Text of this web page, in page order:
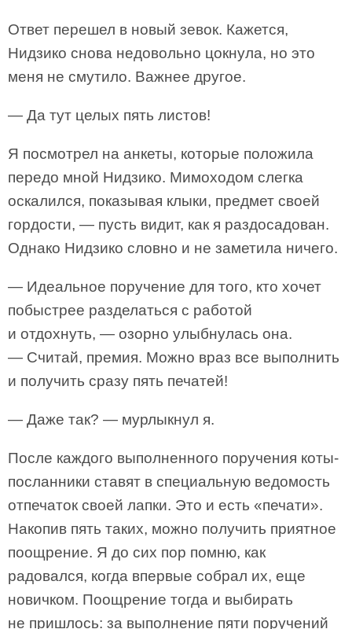
Ответ перешел в новый зевок. Кажется,
Нидзико снова недовольно цокнула, но это
меня не смутило. Важнее другое.
— Да тут целых пять листов!
Я посмотрел на анкеты, которые положила
передо мной Нидзико. Мимоходом слегка
оскалился, показывая клыки, предмет своей
гордости, — пусть видит, как я раздосадован.
Однако Нидзико словно и не заметила ничего.
— Идеальное поручение для того, кто хочет
побыстрее разделаться с работой
и отдохнуть, — озорно улыбнулась она.
— Считай, премия. Можно враз все выполнить
и получить сразу пять печатей!
— Даже так? — мурлыкнул я.
После каждого выполненного поручения коты-
посланники ставят в специальную ведомость
отпечаток своей лапки. Это и есть «печати».
Накопив пять таких, можно получить приятное
поощрение. Я до сих пор помню, как
радовался, когда впервые собрал их, еще
новичком. Поощрение тогда и выбирать
не пришлось: за выполнение пяти поручений